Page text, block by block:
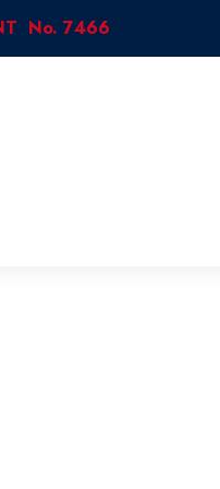
No. 7466